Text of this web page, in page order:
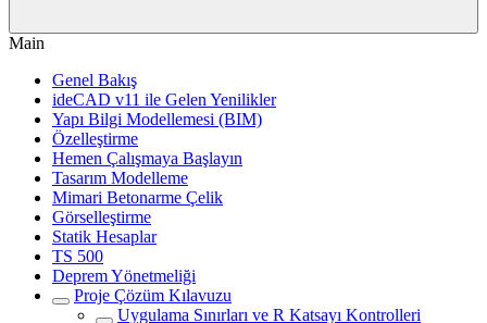
Main
Genel Bakış
ideCAD v11 ile Gelen Yenilikler
Yapı Bilgi Modellemesi (BIM)
Özelleştirme
Hemen Çalışmaya Başlayın
Tasarım Modelleme
Mimari Betonarme Çelik
Görselleştirme
Statik Hesaplar
TS 500
Deprem Yönetmeliği
Proje Çözüm Kılavuzu
Uygulama Sınırları ve R Katsayı Kontrolleri